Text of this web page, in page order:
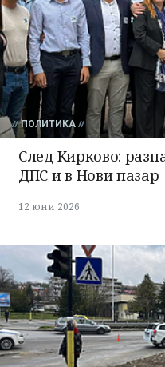
ПОЛИТИКА
След Кирково:
ДПС и в Нови пазар
12 юни 2026